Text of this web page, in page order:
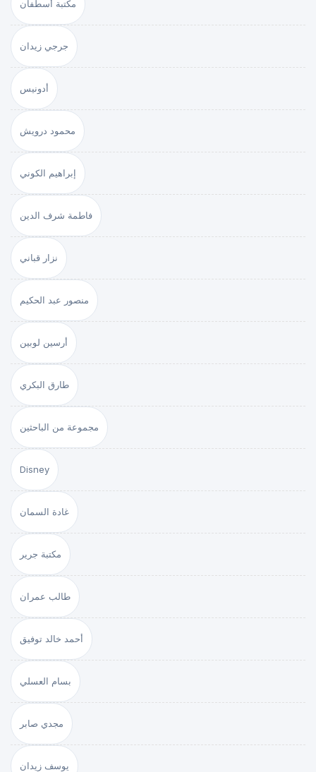
مكتبة أسطفان
جرجي زيدان
أدونيس
محمود درويش
إبراهيم الكوني
فاطمة شرف الدين
نزار قباني
منصور عبد الحكيم
أرسين لوبين
طارق البكري
مجموعة من الباحثين
Disney
غادة السمان
مكتبة جرير
طالب عمران
أحمد خالد توفيق
بسام العسلي
مجدي صابر
يوسف زيدان